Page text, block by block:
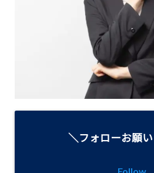
＼フォローお願